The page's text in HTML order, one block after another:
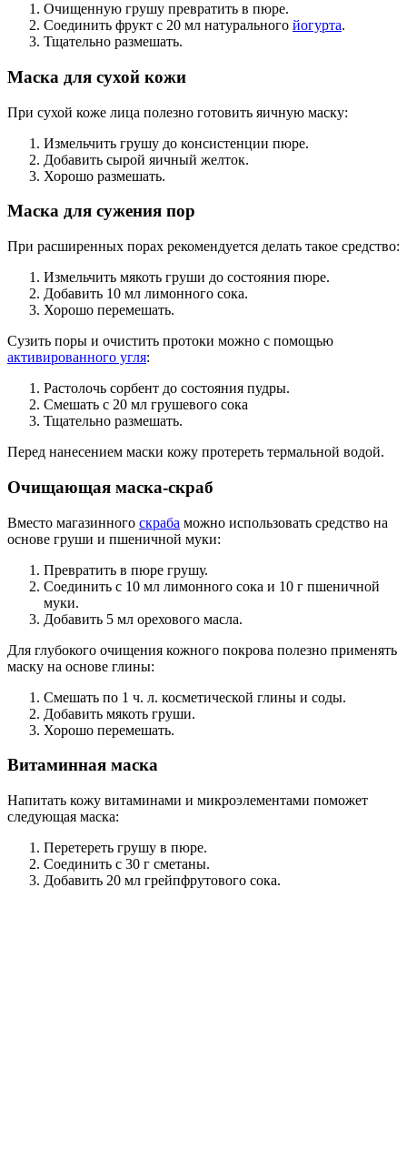
Очищенную грушу превратить в пюре.
Соединить фрукт с 20 мл натурального йогурта.
Тщательно размешать.
Маска для сухой кожи
При сухой коже лица полезно готовить яичную маску:
Измельчить грушу до консистенции пюре.
Добавить сырой яичный желток.
Хорошо размешать.
Маска для сужения пор
При расширенных порах рекомендуется делать такое средство:
Измельчить мякоть груши до состояния пюре.
Добавить 10 мл лимонного сока.
Хорошо перемешать.
Сузить поры и очистить протоки можно с помощью
активированного угля:
Растолочь сорбент до состояния пудры.
Смешать с 20 мл грушевого сока
Тщательно размешать.
Перед нанесением маски кожу протереть термальной водой.
Очищающая маска-скраб
Вместо магазинного скраба можно использовать средство на
основе груши и пшеничной муки:
Превратить в пюре грушу.
Соединить с 10 мл лимонного сока и 10 г пшеничной
муки.
Добавить 5 мл орехового масла.
Для глубокого очищения кожного покрова полезно применять
маску на основе глины:
Смешать по 1 ч. л. косметической глины и соды.
Добавить мякоть груши.
Хорошо перемешать.
Витаминная маска
Напитать кожу витаминами и микроэлементами поможет
следующая маска:
Перетереть грушу в пюре.
Соединить с 30 г сметаны.
Добавить 20 мл грейпфрутового сока.